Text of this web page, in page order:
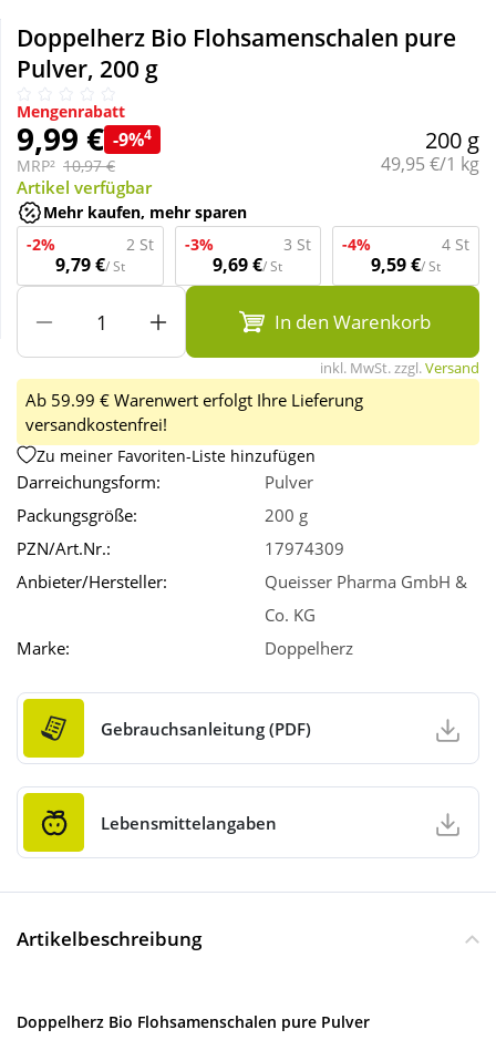
Natur & Homöopathie
Sanitätshaus
Sport & Fitness
Tierbedarf
Wellness
Doppelherz Bio Flohsamenschalen pure
Pulver, 200 g
Mengenrabatt
9,99 € -9%4
MRP² 10,97 €
200 g
Grundpreis:
49,95 €/1 kg
Artikel verfügbar
Mehr kaufen, mehr sparen
-2%
2 St
9,79 €/ St
-3% 3 St
9,69 €/ St
-4% 4 St
9,59 €/ St
In den Warenkorb
inkl. MwSt. zzgl.Versand
Ab 59.99 € Warenwert erfolgt Ihre Lieferung
versandkostenfrei!
Zu meiner Favoriten-Liste hinzufügen
Darreichungsform:
Pulver
Packungsgröße:
200 g
PZN/Art.Nr.:
17974309
Anbieter/Hersteller:
Queisser Pharma GmbH &
Co. KG
Marke:
Doppelherz
Gebrauchsanleitung (PDF)
Lebensmittelangaben
Artikelbeschreibung
Doppelherz Bio Flohsamenschalen pure Pulver